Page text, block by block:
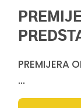
PREMIJERA
...